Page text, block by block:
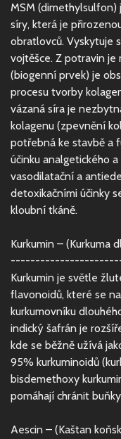
MSM (dimethylsulfon)
síry, která je
obratlovců. Vyskytuje
vojtěšce. Z potravin je
(biogenní prvek) je
procesu tvorby
vázaná síra je
kolagenu (zpevnění
potřebná ke stavbě a
účinku analgetického
vasodilatační a
detoxikačními účinky
kloubní tkáně.
Kurkumin – (Kurkuma
Kurkumin je světle
flavonoidů, které se
kurkumovníku
indický šafrán je
kde se běžně užívá
95% kurkuminoidů
bisdemethoxy
pomáhají chránit
Aescin – (Kaštan